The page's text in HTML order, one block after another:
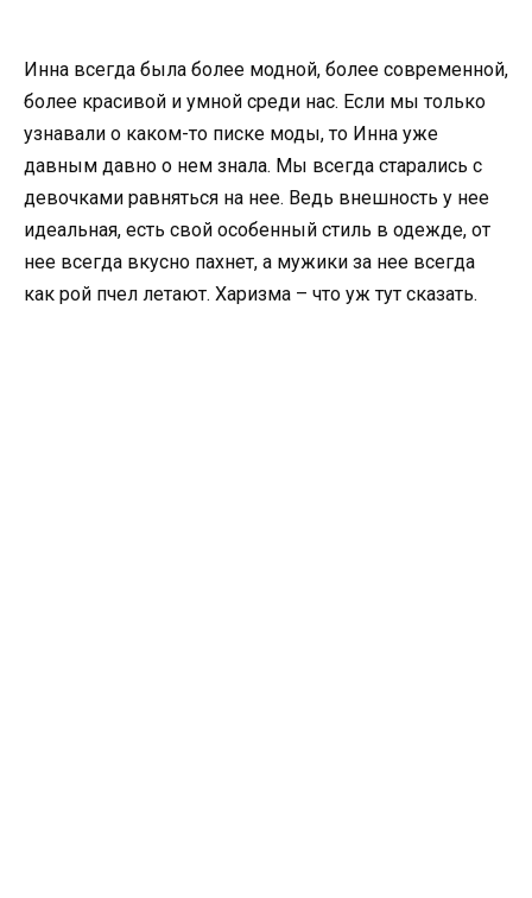
Инна всегда была более модной, более современной,
более красивой и умной среди нас. Если мы только
узнавали о каком-то писке моды, то Инна уже
давным давно о нем знала. Мы всегда старались с
девочками равняться на нее. Ведь внешность у нее
идеальная, есть свой особенный стиль в одежде, от
нее всегда вкусно пахнет, а мужики за нее всегда
как рой пчел летают. Харизма – что уж тут сказать.